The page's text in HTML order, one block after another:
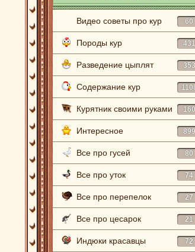
Видео советы про кур 60
Породы кур 431
Разведение цыплят 353
Содержание кур
Курятник своими руками 160
Интересное 899
Все про гусей 80
Все про уток 74
Все про перепелок 27
Все про цесарок 21
Индюки красавцы 72